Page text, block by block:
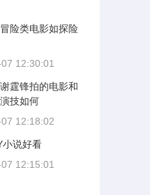
险类电影如探险
12:30:01
霆锋拍的电影和
技如何
12:18:02
小说好看
12:15:01